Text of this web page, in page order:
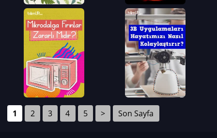
1 2 3 4 5 > Son Sayfa